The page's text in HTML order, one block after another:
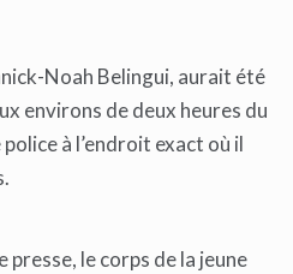
Noah Belingui, aurait été
environs de deux heures du
à l’endroit exact où il
presse, le corps de la jeune